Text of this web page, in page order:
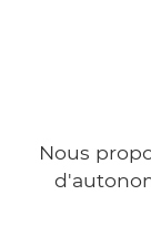
Nous